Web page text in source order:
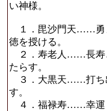
い神様。
１．毘沙門天……勇
徳を授ける。
２．寿老人……長寿
たらす。
３．大黒天……打ち
す。
４．福禄寿……幸運